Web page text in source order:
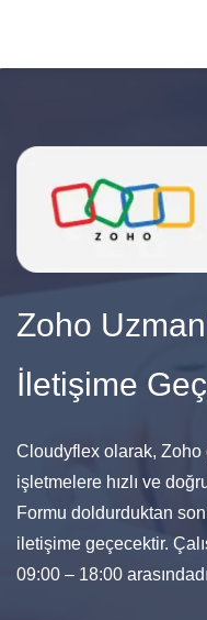
Zoho
İletişime
Cloudyflex olarak,
işletmelere hızlı ve
Formu doldurduktan
iletişime geçecektir.
09:00 – 18:00